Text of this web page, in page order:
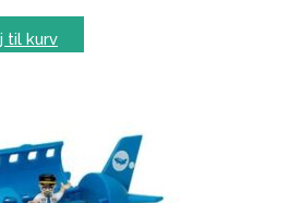
til kurv